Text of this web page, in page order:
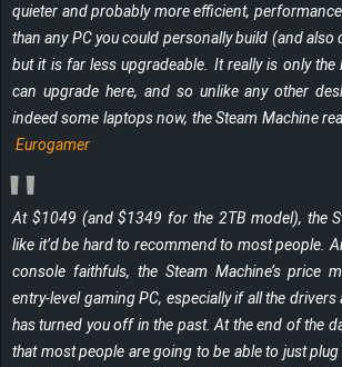
quieter and probably more efficient,
than any PC you could personally build (and also
but it is far less upgradeable. It really is only the
can upgrade here, and so unlike any other
indeed some laptops now, the Steam Machine
Eurogamer
At $1049 (and $1349 for the 2TB model), the
like it’d be hard to recommend to most people.
console faithfuls, the Steam Machine’s price
entry-level gaming PC, especially if all the
has turned you off in the past. At the end of the
that most people are going to be able to just